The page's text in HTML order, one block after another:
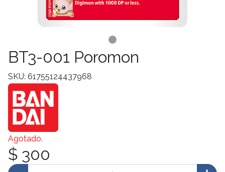
BT3-001 Poromon
SKU: 61755124437968
Agotado.
$ 300